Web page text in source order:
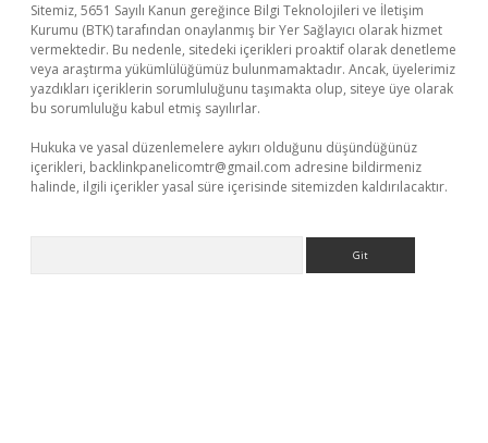
Sitemiz, 5651 Sayılı Kanun gereğince Bilgi Teknolojileri ve İletişim
Kurumu (BTK) tarafından onaylanmış bir Yer Sağlayıcı olarak hizmet
vermektedir. Bu nedenle, sitedeki içerikleri proaktif olarak denetleme
veya araştırma yükümlülüğümüz bulunmamaktadır. Ancak, üyelerimiz
yazdıkları içeriklerin sorumluluğunu taşımakta olup, siteye üye olarak
bu sorumluluğu kabul etmiş sayılırlar.
Hukuka ve yasal düzenlemelere aykırı olduğunu düşündüğünüz
içerikleri, backlinkpanelicomtr@gmail.com adresine bildirmeniz
halinde, ilgili içerikler yasal süre içerisinde sitemizden kaldırılacaktır.